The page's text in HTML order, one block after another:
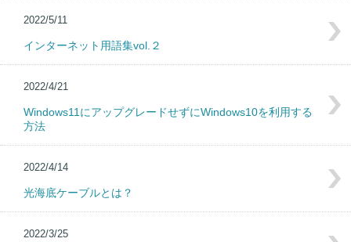
2022/5/11
インターネット用語集vol.２
2022/4/21
Windows11にアップグレードせずにWindows10を利用する
方法
2022/4/14
光海底ケーブルとは？
2022/3/25